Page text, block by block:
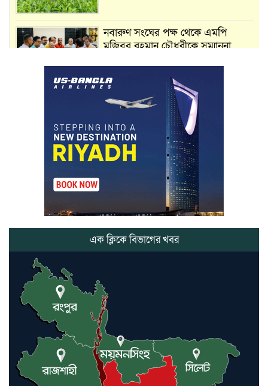
নবারুণ সংঘের পক্ষ থেকে এমপি
মুজিবুর রহমান চৌধুরীকে সম্মাননা
মার্শাল আর্ট ক্লাব কাপে ‘জুসা মার্শাল
আর্ট’ এর সাফল্য, শ্রীমঙ্গলের আয়াত ও
আইরাহ ঝুলিতে ৪ পদক
লাউয়াছড়া জাতীয় উদ্যানের সিএমসি
হিসাবরক্ষক আবজালুল হকের
মৃত্যুতে,এলাকায় শোকের ছায়া
ভোলাগঞ্জ স্থলবন্দরে এলসি আটকে
হয়রানির অভিযোগ, বিএনপির সাবেক
সভাপতির
গলিত মরদেহ উদ্ধার
লন্ডনে আদমপুর ইউনাইটেড কলেজ
বাস্তবায়ন নিয়ে আলোচনা সভা
এক ক্লিকে বিভাগের খবর